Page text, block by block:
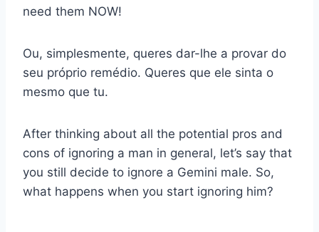
need them NOW!
Ou, simplesmente, queres dar-lhe a provar do
seu próprio remédio. Queres que ele sinta o
mesmo que tu.
After thinking about all the potential pros and
cons of ignoring a man in general, let’s say that
you still decide to ignore a Gemini male. So,
what happens when you start ignoring him?